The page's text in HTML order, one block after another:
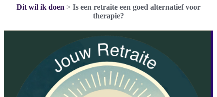
Dit wil ik doen > Is een retraite een goed alternatief voor
therapie?